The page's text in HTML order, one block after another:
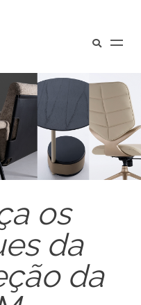
os
da
da